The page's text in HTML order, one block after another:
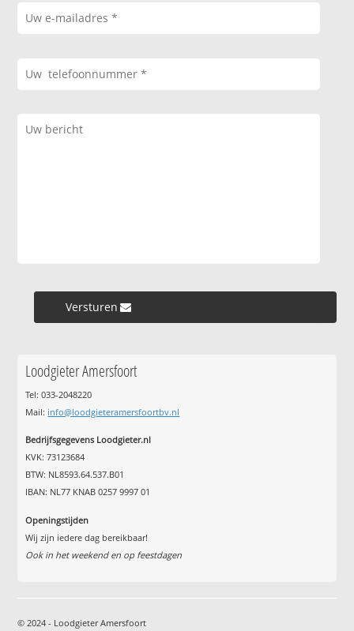
Versturen »
Loodgieter Amersfoort
Tel: 033-2048220
Mail: info@loodgieteramersfoortbv.nl
Bedrijfsgegevens Loodgieter.nl
KVK: 73123684
BTW: NL8593.64.537.B01
IBAN: NL77 KNAB 0257 9997 01
Openingstijden
Wij zijn iedere dag bereikbaar!
Ook in het weekend en op feestdagen
© 2024 - Loodgieter Amersfoort